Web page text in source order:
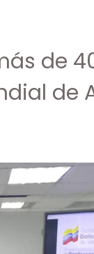
de
de